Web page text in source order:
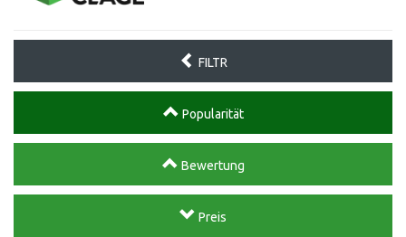
FILTR
Popularität
Bewertung
Preis